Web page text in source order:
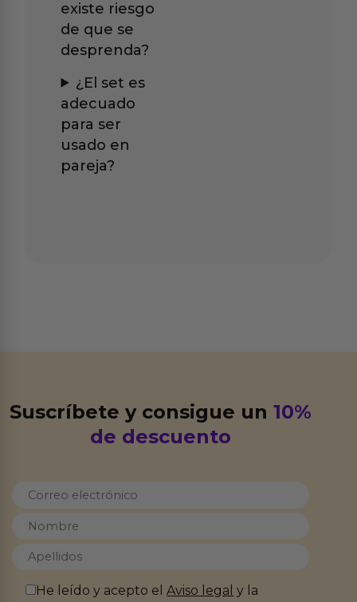
existe riesgo
de que se
desprenda?
¿El set es
adecuado
para ser
usado en
pareja?
Suscríbete y consigue un10%
de descuento
He leído y acepto elAviso legal y la